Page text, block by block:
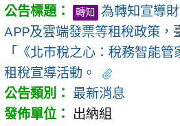
轉知
為轉知宣導
APP及雲端發票等租稅政策，
「《北市稅之心：稅務智能管
租稅宣導活動。
最新消息
出納組